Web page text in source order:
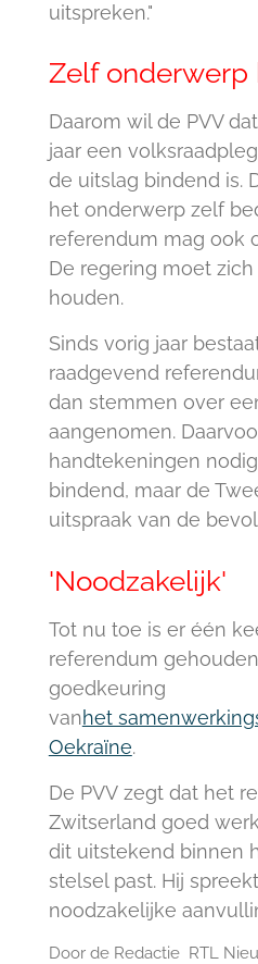
uitspreken."
Zelf onderwerp
Daarom wil de PVV
jaar een
de uitslag bindend is.
het onderwerp zelf
referendum mag ook
De regering moet
houden.
Sinds vorig jaar
raadgevend
dan stemmen over
aangenomen.
handtekeningen
bindend, maar de
uitspraak van de
'Noodzakelijk'
Tot nu toe is er één
referendum
goedkeuring
vanhet
Oekraïne.
De PVV zegt dat het
Zwitserland goed
dit uitstekend binnen
stelsel past. Hij
noodzakelijke
Door de Redactie RTL